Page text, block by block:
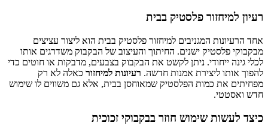
רעיון למיחזור פלסטיק בבית
אחד הרעיונות המגניבים למיחזור פלסטיק בבית הוא ליצור עציצים
מבקבוקי פלסטיק ישנים. החיתוך והעיצוב של הבקבוק משדרגים אותו
לכלי גינה ייחודי. ניתן לקשט את הבקבוק בצבעים, מדבקות או חוטים כדי
להפוך אותו ליצירת אמנות חדשה. רעיונות למיחזור כאלה לא רק
מפחיתים את כמות הפלסטיק שמאוחסן בבית, אלא גם משווים לו שימוש
חדש ואסטטי.
כיצד לעשות שימוש חוזר בבקבוקי זכוכית